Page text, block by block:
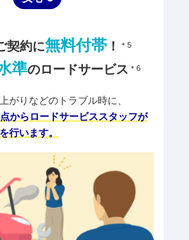
契約に無料付帯！ ＊5
準のロードサービス ＊6
がりなどのトラブル時に、
からロードサービススタッフが
行います。